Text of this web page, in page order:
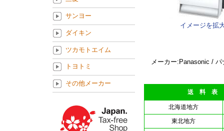
イメージを拡
メーカー:Panasonic / パ
送 料 表
北海道地方
東北地方
サンヨー
ダイキン
ツカモトエイム
トヨトミ
その他メーカー